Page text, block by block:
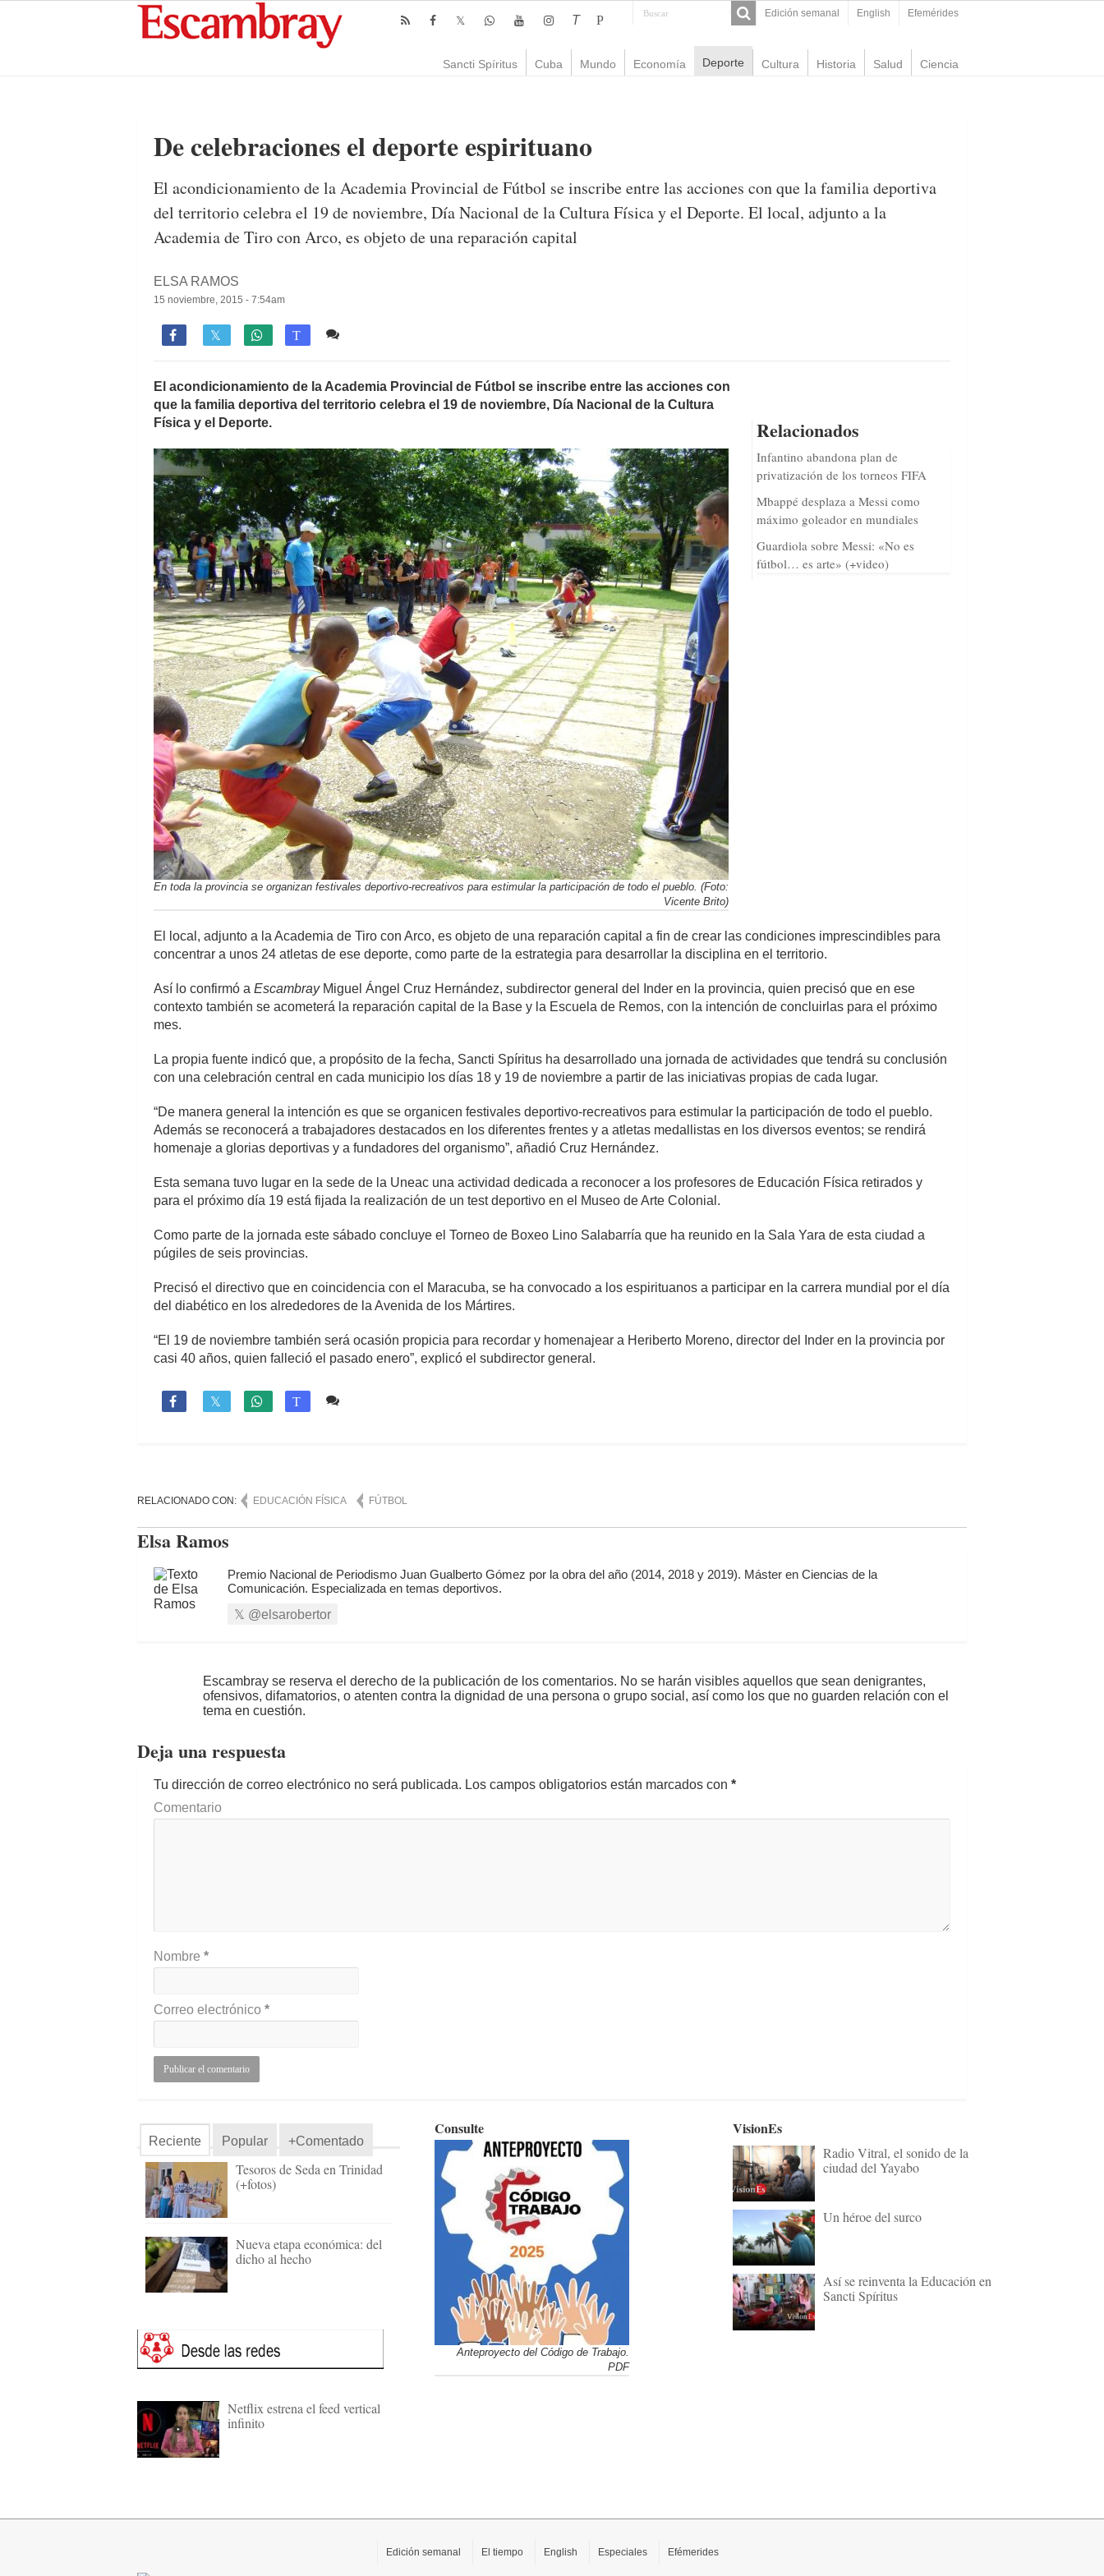
Edición semanal English Efemérides
T P
Sancti Spíritus Cuba Mundo Economía Deporte Cultura Historia Salud Ciencia
De celebraciones el deporte espirituano
El acondicionamiento de la Academia Provincial de Fútbol se inscribe entre las acciones con que la familia deportiva
del territorio celebra el 19 de noviembre, Día Nacional de la Cultura Física y el Deporte. El local, adjunto a la
Academia de Tiro con Arco, es objeto de una reparación capital
ELSA RAMOS
15 noviembre, 2015 - 7:54am
 T
Relacionados
Infantino abandona plan de
privatización de los torneos FIFA
Mbappé desplaza a Messi como
máximo goleador en mundiales
Guardiola sobre Messi: «No es
fútbol… es arte» (+video)
El acondicionamiento de la Academia Provincial de Fútbol se inscribe entre las acciones con
que la familia deportiva del territorio celebra el 19 de noviembre, Día Nacional de la Cultura
Física y el Deporte.
En toda la provincia se organizan festivales deportivo-recreativos para estimular la participación de todo el pueblo. (Foto:
Vicente Brito)
El local, adjunto a la Academia de Tiro con Arco, es objeto de una reparación capital a fin de crear las condiciones imprescindibles para
concentrar a unos 24 atletas de ese deporte, como parte de la estrategia para desarrollar la disciplina en el territorio.
Así lo confirmó a EscambrayMiguel Ángel Cruz Hernández, subdirector general del Inder en la provincia, quien precisó que en ese
contexto también se acometerá la reparación capital de la Base y la Escuela de Remos, con la intención de concluirlas para el próximo
mes.
La propia fuente indicó que, a propósito de la fecha, Sancti Spíritus ha desarrollado una jornada de actividades que tendrá su conclusión
con una celebración central en cada municipio los días 18 y 19 de noviembre a partir de las iniciativas propias de cada lugar.
“De manera general la intención es que se organicen festivales deportivo-recreativos para estimular la participación de todo el pueblo.
Además se reconocerá a trabajadores destacados en los diferentes frentes y a atletas medallistas en los diversos eventos; se rendirá
homenaje a glorias deportivas y a fundadores del organismo”, añadió Cruz Hernández.
Esta semana tuvo lugar en la sede de la Uneac una actividad dedicada a reconocer a los profesores de Educación Física retirados y
para el próximo día 19 está fijada la realización de un test deportivo en el Museo de Arte Colonial.
Como parte de la jornada este sábado concluye el Torneo de Boxeo Lino Salabarría que ha reunido en la Sala Yara de esta ciudad a
púgiles de seis provincias.
Precisó el directivo que en coincidencia con el Maracuba, se ha convocado a los espirituanos a participar en la carrera mundial por el día
del diabético en los alrededores de la Avenida de los Mártires.
“El 19 de noviembre también será ocasión propicia para recordar y homenajear a Heriberto Moreno, director del Inder en la provincia por
casi 40 años, quien falleció el pasado enero”, explicó el subdirector general.
 T
RELACIONADO CON: EDUCACIÓN FÍSICA FÚTBOL
Elsa Ramos
Premio Nacional de Periodismo Juan Gualberto Gómez por la obra del año (2014, 2018 y 2019). Máster en Ciencias de la
Comunicación. Especializada en temas deportivos.
@elsarobertor
Escambray se reserva el derecho de la publicación de los comentarios. No se harán visibles aquellos que sean denigrantes,
ofensivos, difamatorios, o atenten contra la dignidad de una persona o grupo social, así como los que no guarden relación con el
tema en cuestión.
Deja una respuesta
Tu dirección de correo electrónico no será publicada. Los campos obligatorios están marcados con *
Comentario
Nombre *
Correo electrónico *
Reciente Popular +Comentado
Tesoros de Seda en Trinidad
(+fotos)
Nueva etapa económica: del
dicho al hecho
Netflix estrena el feed vertical
infinito
Consulte
Anteproyecto del Código de Trabajo.
PDF
VisionEs
Radio Vitral, el sonido de la
ciudad del Yayabo
Un héroe del surco
Así se reinventa la Educación en
Sancti Spíritus
Edición semanal El tiempo English Especiales Efémerides